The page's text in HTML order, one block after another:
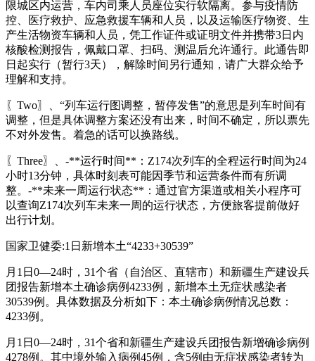
限城区内运营，车内司乘人员座位实行软隔离。参与疫情防
控、医疗救护、应急救援车辆和人员，以及运输医疗物资、生
产生活物资车辆和人员，凭工作证件或证明文件并携带3日内
核酸检测报告，佩戴口罩、扫码、测温后允许通行。此通告即
日起实行（暂行3天），解除时间另行通知，请广大群众给予
理解和支持。
〖Two〗、“列车运行图调整，暂停发售”的意思是列车时间有
调整，但是具体调整方案还没有出来，时间不确定，所以票先
不对外发售。着急的话可以换路线。
〖Three〗、-**运行时间**：Z174次列车的全程运行时间为24
小时13分钟，具体时刻表可能因季节和运营条件而有所调
整。-**未来一周运行状态**：通过官方渠道或相关小程序可
以查询Z174次列车未来一周的运行状态，方便旅客提前做好
出行计划。
国家卫健委:1日新增本土“4233+30539”
月1日0—24时，31个省（自治区、直辖市）和新疆生产建设兵
团报告新增本土确诊病例4233例，新增本土无症状感染者
30539例。具体数据及分析如下：本土确诊病例情况总数：
4233例。
月1日0—24时，31个省和新疆生产建设兵团报告新增确诊病例
4278例。其中境外输入病例45例，含5例由无症状感染者转为